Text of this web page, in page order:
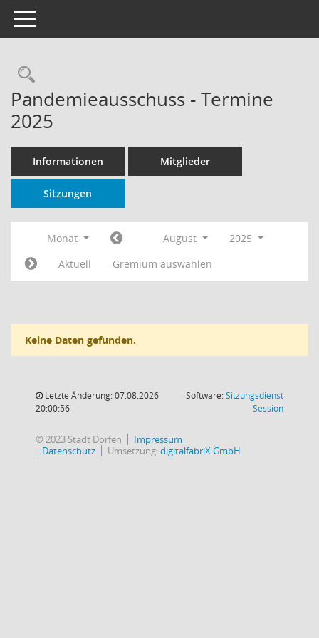
Toggle navigation
Rechercheauswahl
Pandemieausschuss - Termine
2025
Informationen Mitglieder
Sitzungen
Monat August
2025
Aktuell
Gremium auswählen
Keine Daten gefunden.
Letzte Änderung: 07.08.2026
20:00:56
Software:Sitzungsdienst
Session(Wird in
© 2023 Stadt Dorfen
Impressum
Datenschutz
Umsetzung:digitalfabriX GmbH